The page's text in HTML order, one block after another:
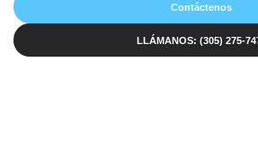
Contáctenos
LLÁMANOS: (305) 275-